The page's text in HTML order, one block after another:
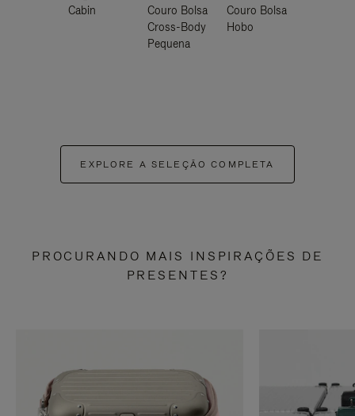
Cabin
Couro Bolsa
Cross-Body
Pequena
Couro Bolsa
Hobo
EXPLORE A SELEÇÃO COMPLETA
PROCURANDO MAIS INSPIRAÇÕES DE
PRESENTES?